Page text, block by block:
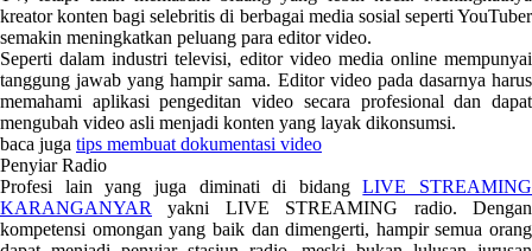
kreator konten bagi selebritis di berbagai media sosial seperti YouTuber
semakin meningkatkan peluang para editor video.
Seperti dalam industri televisi, editor video media online mempunyai
tanggung jawab yang hampir sama. Editor video pada dasarnya harus
memahami aplikasi pengeditan video secara profesional dan dapat
mengubah video asli menjadi konten yang layak dikonsumsi.
baca juga tips membuat dokumentasi video
Penyiar Radio
Profesi lain yang juga diminati di bidangLIVE STREAMING
KARANGANYAR
yakni LIVE STREAMING radio. Dengan
kompetensi omongan yang baik dan dimengerti, hampir semua orang